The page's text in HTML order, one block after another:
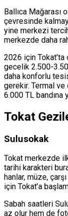
Ballıca Mağarası
çevresinde
yine merkezi
merkezde daha
2026 için
gecelik 2.500-
daha konforlu
gerekir. Termal ve
6.000 TL bandına
Tokat
Sulusokak
Tokat merkezde
tarihi karakteri
hanlar, müze,
için Tokat’a
Sabah saatleri
az olur hem de